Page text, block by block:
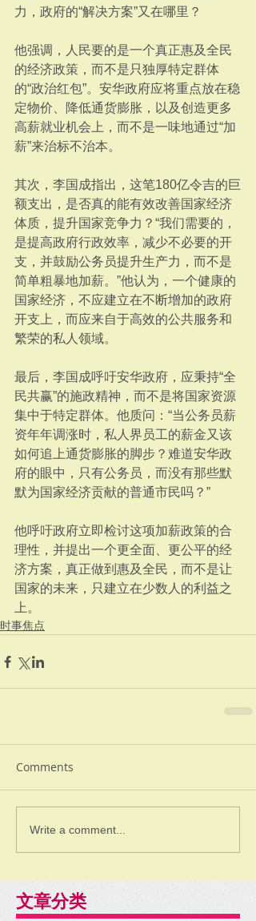
力，政府的“解决方案”又在哪里？
他强调，人民要的是一个真正惠及全民
的经济政策，而不是只独厚特定群体
的“政治红包”。安华政府应将重点放在稳
定物价、降低通货膨胀，以及创造更多
高薪就业机会上，而不是一味地通过“加
薪”来治标不治本。
其次，李国成指出，这笔180亿令吉的巨
额支出，是否真的能有效改善国家经济
体质，提升国家竞争力？“我们需要的，
是提高政府行政效率，减少不必要的开
支，并鼓励公务员提升生产力，而不是
简单粗暴地加薪。”他认为，一个健康的
国家经济，不应建立在不断增加的政府
开支上，而应来自于高效的公共服务和
繁荣的私人领域。
最后，李国成呼吁安华政府，应秉持“全
民共赢”的施政精神，而不是将国家资源
集中于特定群体。他质问：“当公务员薪
资年年调涨时，私人界员工的薪金又该
如何追上通货膨胀的脚步？难道安华政
府的眼中，只有公务员，而没有那些默
默为国家经济贡献的普通市民吗？”
他呼吁政府立即检讨这项加薪政策的合
理性，并提出一个更全面、更公平的经
济方案，真正做到惠及全民，而不是让
国家的未来，只建立在少数人的利益之
上。
时事焦点
Comments
Write a comment...
文章分类